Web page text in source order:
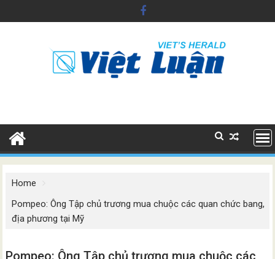
to
Home
Pompeo: Ông Tập chủ trương mua chuộc các quan chức bang,
địa phương tại Mỹ
Pompeo: Ông Tập chủ trương mua chuộc các